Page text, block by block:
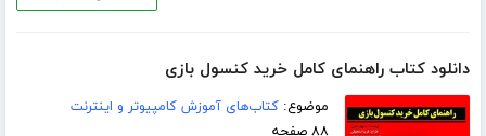
دانلود کتاب راهنمای کامل خرید کنسول بازی
موضوع:کتاب‌های آموزش کامپیوتر و اینترنت
۸۸ صفحه